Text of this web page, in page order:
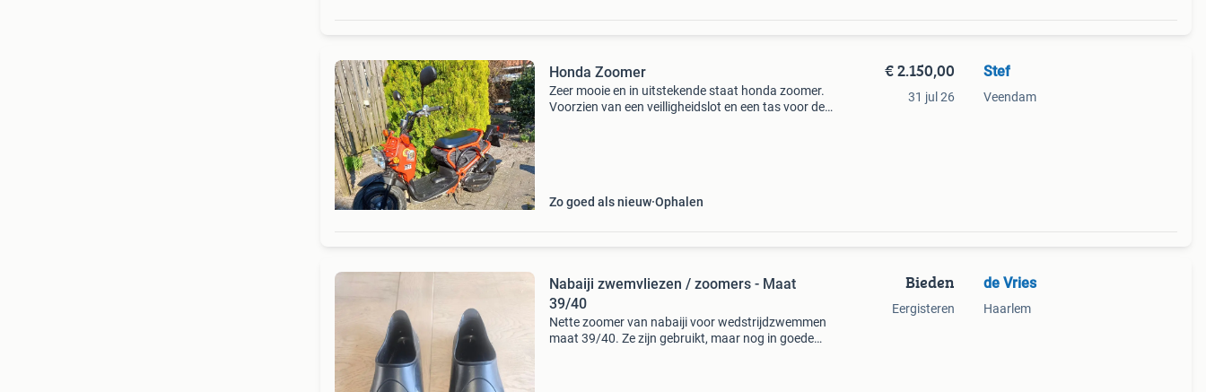
Honda Zoomer
Zeer mooie en in uitstekende staat honda zoomer.
Voorzien van een veilligheidslot en een tas voor de
Zo goed als nieuw Ophalen
€ 2.150,00
31 jul 26
Stef
Veendam
Nabaiji zwemvliezen / zoomers - Maat
39/40
Nette zoomer van nabaiji voor wedstrijdzwemmen
maat 39/40. Ze zijn gebruikt, maar nog in goede
Bieden
Eergisteren
de Vries
Haarlem